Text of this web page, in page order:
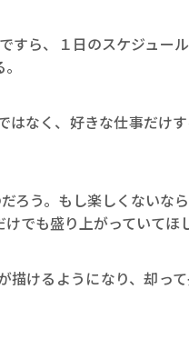
すら、１日のスケジュー
なく、好きな仕事だけす
ろう。もし楽しくないな
でも盛り上がっていてほ
けるようになり、却っ